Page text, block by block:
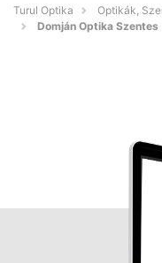
Turul Optika
Optikák,
Domján Optika Szentes